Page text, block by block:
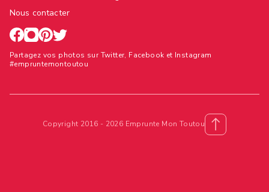
Nous contacter
Partagez vos photos sur Twitter, Facebook et Instagram
#empruntemontoutou
Copyright 2016 - 2026 Emprunte Mon Toutou